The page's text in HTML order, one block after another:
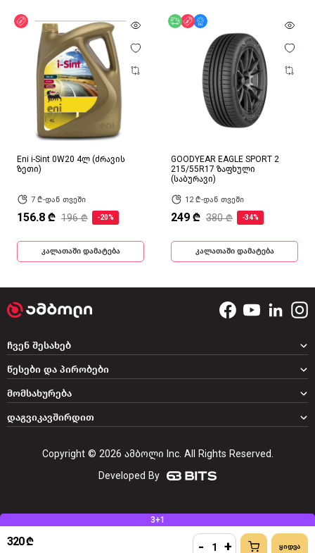
320 ₾ - +
3+1
ფასდაკლება
Eni i-Sint 0W20 4ლ (ძრავის
ზეთი)
7 ₾-დან თვეში
156.8 ₾ 196 ₾ -20%
კალათაში დამატება
უფასო მიწოდება
ფასდაკლება
GOODYEAR EAGLE SPORT 2
215/55R17 ზაფხული
(საბურავი)
12 ₾-დან თვეში
249 ₾ 380 ₾ -34%
კალათაში დამატება
დაგვიკავშირდით
ჩვენ შესახებ
წესები და პირობები
მომსახურება
Copyright © 2026 ამბოლი Inc. All Rights Reserved.
Developed By